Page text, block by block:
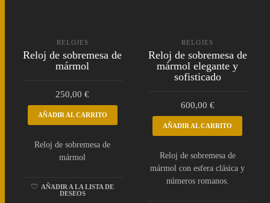
RELOJES
Reloj de sobremesa de
mármol
250,00€
AÑADIR AL CARRITO
Reloj de sobremesa de
mármol
AÑADIR A LA LISTA DE
DESEOS
RELOJES
Reloj de sobremesa de
mármol elegante y
sofisticado
600,00 €
AÑADIR AL CARRITO
Reloj de sobremesa de
mármol con esfera clásica y
números romanos.